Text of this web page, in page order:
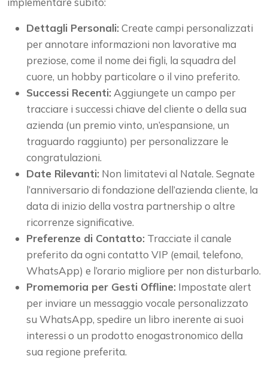
Dettagli Personali: Create campi personalizzati
per annotare informazioni non lavorative ma
preziose, come il nome dei figli, la squadra del
cuore, un hobby particolare o il vino preferito.
Successi Recenti: Aggiungete un campo per
tracciare i successi chiave del cliente o della sua
azienda (un premio vinto, un’espansione, un
traguardo raggiunto) per personalizzare le
congratulazioni.
Date Rilevanti: Non limitatevi al Natale. Segnate
l’anniversario di fondazione dell’azienda cliente, la
data di inizio della vostra partnership o altre
ricorrenze significative.
Preferenze di Contatto: Tracciate il canale
preferito da ogni contatto VIP (email, telefono,
WhatsApp) e l’orario migliore per non disturbarlo.
Promemoria per Gesti Offline: Impostate alert
per inviare un messaggio vocale personalizzato
su WhatsApp, spedire un libro inerente ai suoi
interessi o un prodotto enogastronomico della
sua regione preferita.